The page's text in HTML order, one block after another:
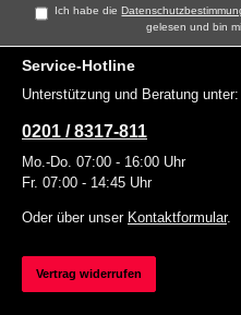
Ich habe die
gelesen und bin
Service-Hotline
Unterstützung und Beratung unter:
0201 / 8317-811
Mo.-Do. 07:00 - 16:00 Uhr
Fr. 07:00 - 14:45 Uhr
Oder über unser Kontaktformular.
Vertrag widerrufen